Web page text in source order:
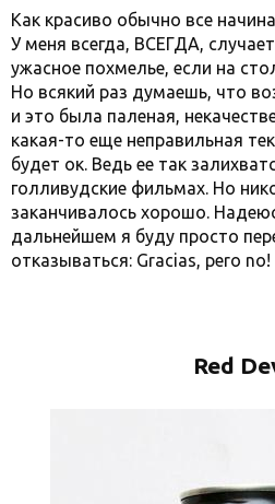
Как красиво обычно все
У меня всегда, ВСЕГДА,
ужасное похмелье, если на
Но всякий раз думаешь, что
и это была паленая,
какая-то еще неправильная
будет ок. Ведь ее так
голливудские фильмах. Но
заканчивалось хорошо.
дальнейшем я буду просто
отказываться: Gracias, pero no!
Red